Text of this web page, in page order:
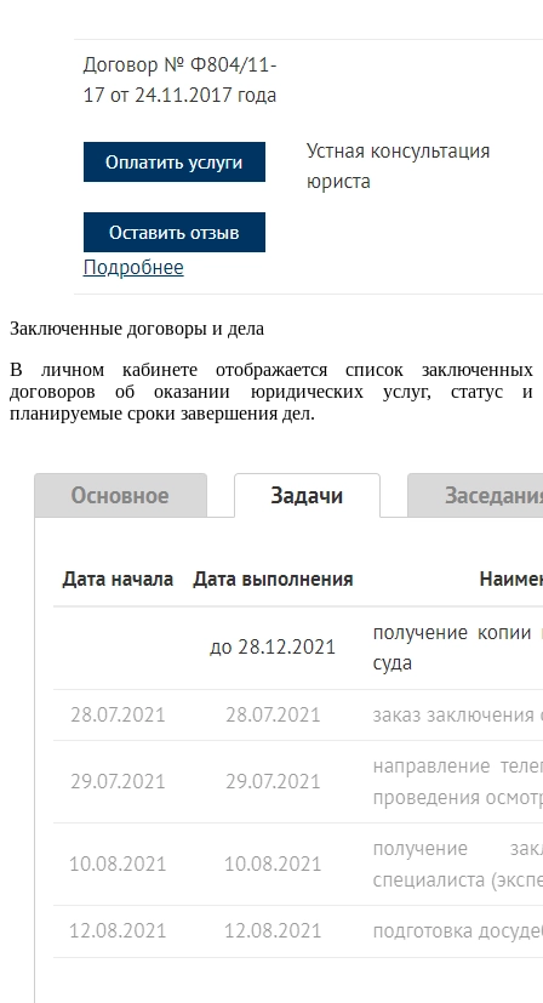
Заключенные договоры и дела
В личном кабинете отображается список заключенных
договоров об оказании юридических услуг, статус и
планируемые сроки завершения дел.